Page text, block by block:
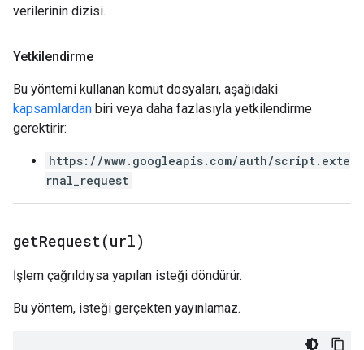
verilerinin dizisi.
Yetkilendirme
Bu yöntemi kullanan komut dosyaları, aşağıdaki
kapsamlardan biri veya daha fazlasıyla yetkilendirme
gerektirir:
https://www.googleapis.com/auth/script.exte
rnal_request
getRequest(url)
İşlem çağrıldıysa yapılan isteği döndürür.
Bu yöntem, isteği gerçekten yayınlamaz.